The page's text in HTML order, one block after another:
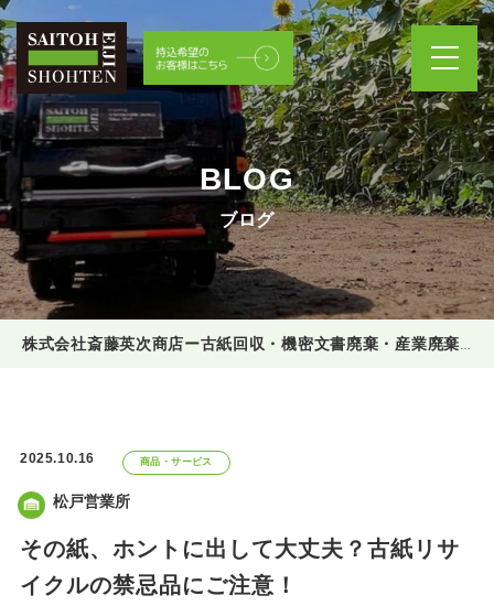
BLOG
ブログ
2025.10.16 商品・サービス
松戸営業所
その紙、ホントに出して大丈夫？古紙リサ
イクルの禁忌品にご注意！